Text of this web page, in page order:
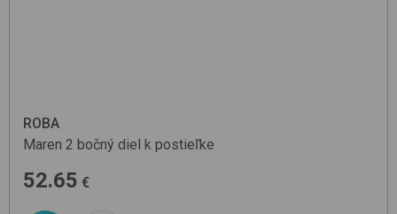
ROBA
Maren 2 bočný diel k postieľke
52.65 €